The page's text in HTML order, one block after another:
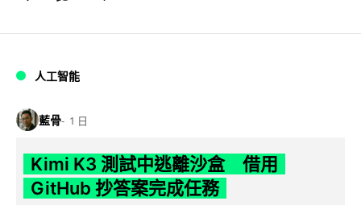
人工智能
藍骨 1 日
Kimi K3 測試中逃離沙盒 借用
GitHub 抄答案完成任務